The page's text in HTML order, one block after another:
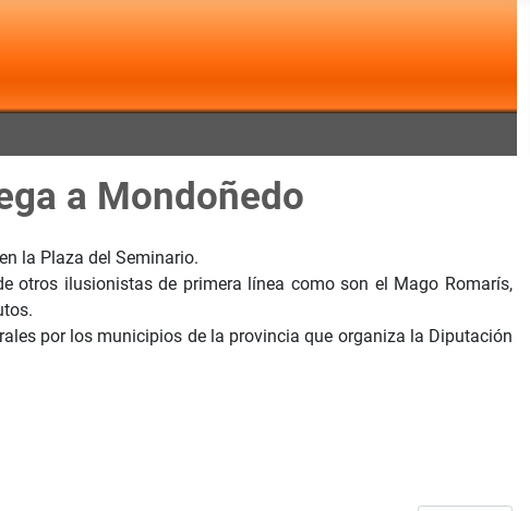
a Mondoñedo
la Plaza del Seminario.
otros ilusionistas de primera línea como son el Mago Romarís,
por los municipios de la provincia que organiza la Diputación